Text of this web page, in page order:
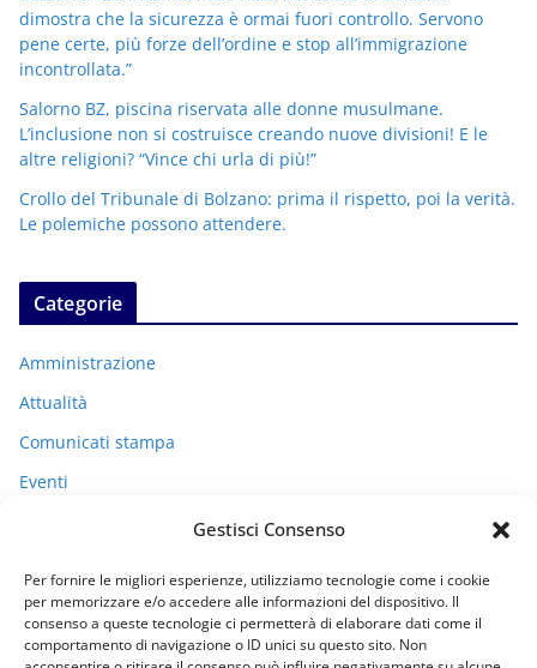
Gestisci Consenso
Per fornire le migliori esperienze, utilizziamo tecnologie come i cookie
per memorizzare e/o accedere alle informazioni del dispositivo. Il
consenso a queste tecnologie ci permetterà di elaborare dati come il
comportamento di navigazione o ID unici su questo sito. Non
dimostra che la sicurezza è ormai fuori controllo. Servono
pene certe, più forze dell’ordine e stop all’immigrazione
incontrollata.”
Salorno BZ, piscina riservata alle donne musulmane.
L’inclusione non si costruisce creando nuove divisioni! E le
altre religioni? “Vince chi urla di più!”
Crollo del Tribunale di Bolzano: prima il rispetto, poi la verità.
Le polemiche possono attendere.
Categorie
Amministrazione
Attualità
Comunicati stampa
Eventi
Uncategorized